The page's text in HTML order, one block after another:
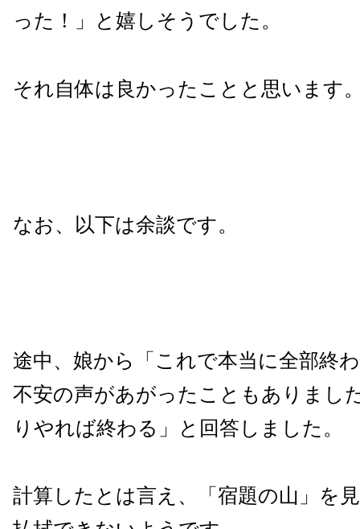
った！」と嬉しそうでした。
それ自体は良かったことと思います
なお、以下は余談です。
途中、娘から「これで本当に全部終
不安の声があがったこともありまし
りやれば終わる」と回答しました。
計算したとは言え、「宿題の山」を